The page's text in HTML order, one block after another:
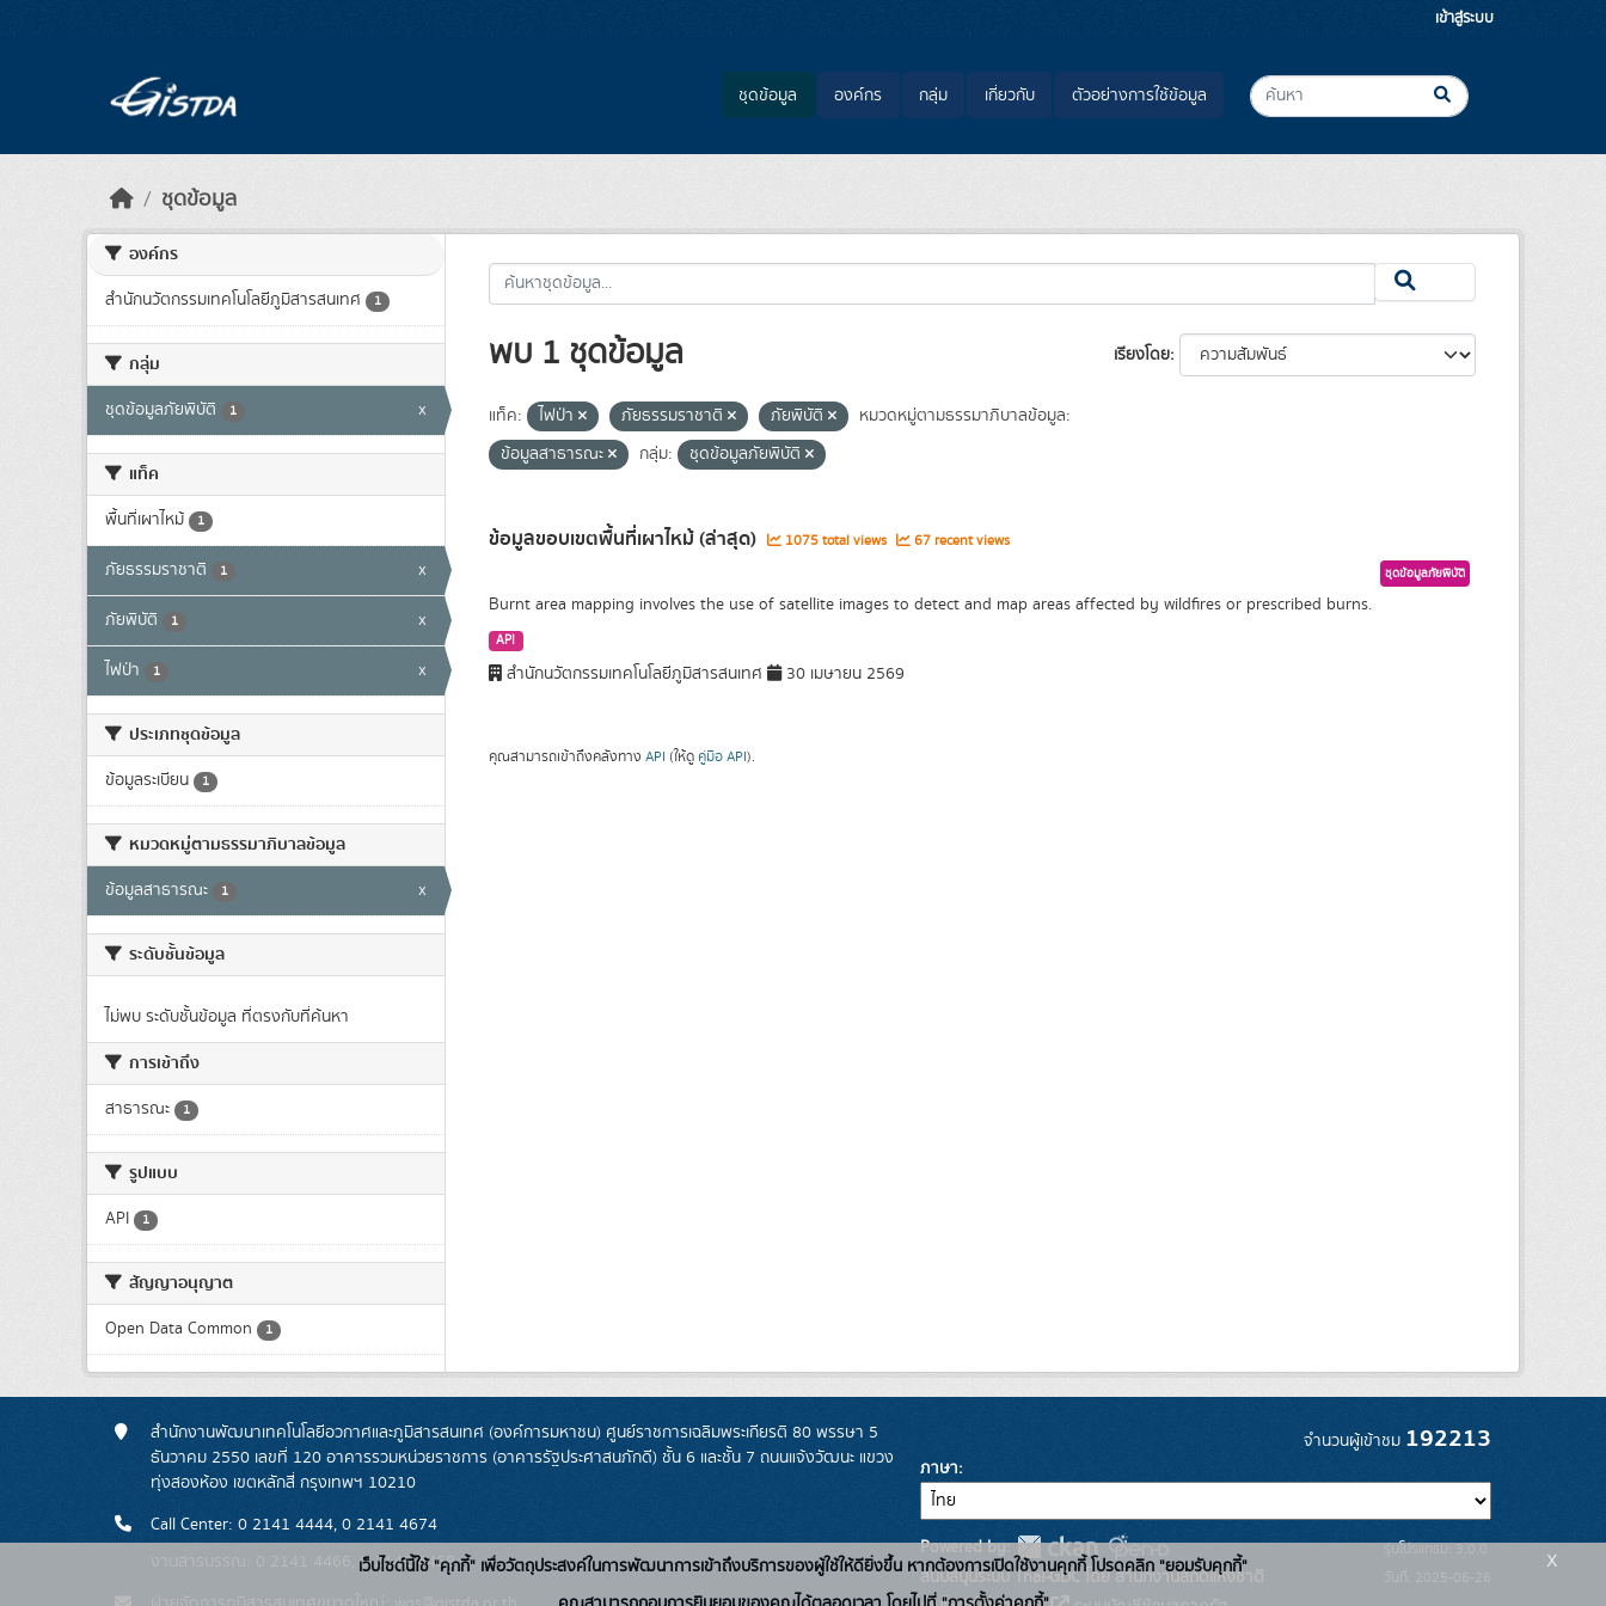
เข้าสู่ระบบ
ชุดข้อมูล องค์กร กลุ่ม เกี่ยวกับ ตัวอย่างการใช้ข้อมูล
ชุดข้อมูล
องค์กร
สำนักนวัตกรรมเทคโนโลยีภูมิสารสนเทศ 1
กลุ่ม
ชุดข้อมูลภัยพิบัติ 1 x
แท็ค
พื้นที่เผาไหม้ 1
ภัยธรรมราชาติ 1 x
ภัยพิบัติ 1 x
ไฟป่า 1 x
ประเภทชุดข้อมูล
ข้อมูลระเบียน 1
หมวดหมู่ตามธรรมาภิบาลข้อมูล
ข้อมูลสาธารณะ 1 x
ระดับชั้นข้อมูล
ไม่พบ ระดับชั้นข้อมูล ที่ตรงกับที่ค้นหา
การเข้าถึง
สาธารณะ 1
รูปแบบ
API 1
สัญญาอนุญาต
Open Data Common 1
เรียงโดย
พบ 1 ชุดข้อมูล
แท็ค: ไฟป่า ภัยธรรมราชาติ ภัยพิบัติ
หมวดหมู่ตามธรรมาภิบาลข้อมูล:
ข้อมูลสาธารณะ
กลุ่ม: ชุดข้อมูลภัยพิบัติ
ข้อมูลขอบเขตพื้นที่เผาไหม้ (ล่าสุด) 1075 total views 67 recent views
ชุดข้อมูลภัยพิบัติ
Burnt area mapping involves the use of satellite images to detect and map areas affected by wildfires or prescribed burns.
API
สำนักนวัตกรรมเทคโนโลยีภูมิสารสนเทศ 30 เมษายน 2569
คุณสามารถเข้าถึงคลังทาง API (ให้ดู คู่มือ API).
สำนักงานพัฒนาเทคโนโลยีอวกาศและภูมิสารสนเทศ (องค์การมหาชน) ศูนย์ราชการเฉลิมพระเกียรติ 80 พรรษา 5
ธันวาคม 2550 เลขที่ 120 อาคารรวมหน่วยราชการ (อาคารรัฐประศาสนภักดี) ชั้น 6 และชั้น 7 ถนนแจ้งวัฒนะ แขวง
ทุ่งสองห้อง เขตหลักสี่ กรุงเทพฯ 10210
Call Center: 0 2141 4444, 0 2141 4674
งานสารบรรณ: 0 2141 4466, 0 2141 4468
จำนวนผู้เข้าชม 192213
ภาษา
Powered by:
สนับสนุนระบบ Thai-GDC โดย สำนักงานสถิติแห่งชาติ
รุ่นโปรแกรม: 3.0.0
วันที่: 2025-06-26
เว็บไซต์นี้ใช้ "คุกกี้" เพื่อวัตถุประสงค์ในการพัฒนาการเข้าถึงบริการของผู้ใช้ให้ดียิ่งขึ้น หากต้องการเปิดใช้งานคุกกี้ โปรดคลิก "ยอมรับคุกกี้"
x